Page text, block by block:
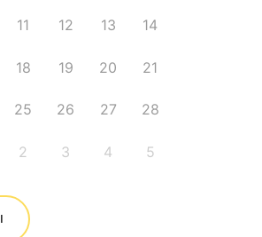
11 12 13 14
18 19 20 21
25 26 27 28
2 3 4 5